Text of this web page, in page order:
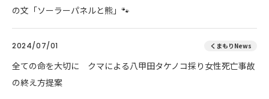
の文「ソーラーパネルと熊」🐾
2024/07/01 くまもりNews
全ての命を大切に クマによる八甲田タケノコ採り女性死亡事故
の終え方提案